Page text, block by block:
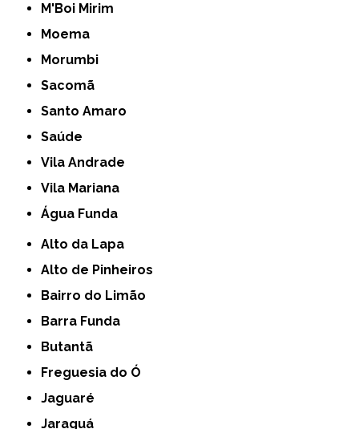
M'Boi Mirim
Moema
Morumbi
Sacomã
Santo Amaro
Saúde
Vila Andrade
Vila Mariana
Água Funda
Alto da Lapa
Alto de Pinheiros
Bairro do Limão
Barra Funda
Butantã
Freguesia do Ó
Jaguaré
Jaraguá